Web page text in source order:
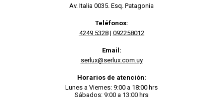
Av. Italia 0035. Esq. Patagonia
Teléfonos:
4249 5328| 092258012
Email:
serlux@serlux.com.uy
Horarios de atención:
Lunes a Viernes: 9:00 a 18:00 hrs
Sábados: 9:00 a 13:00 hrs